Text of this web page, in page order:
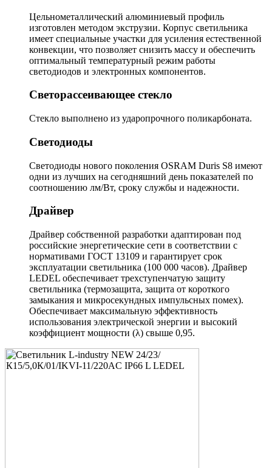
Цельнометаллический алюминиевый профиль
изготовлен методом экструзии. Корпус светильника
имеет специальные участки для усиления естественной
конвекции, что позволяет снизить массу и обеспечить
оптимальный температурный режим работы
светодиодов и электронных компонентов.
Светорассеивающее стекло
Стекло выполнено из ударопрочного поликарбоната.
Светодиоды
Светодиоды нового поколения OSRAM Duris S8 имеют
одни из лучших на сегодняшний день показателей по
соотношению лм/Вт, сроку службы и надежности.
Драйвер
Драйвер собственной разработки адаптирован под
российские энергетические сети в соответствии с
нормативами ГОСТ 13109 и гарантирует срок
эксплуатации светильника (100 000 часов). Драйвер
LEDEL обеспечивает трехступенчатую защиту
светильника (термозащита, защита от короткого
замыкания и микросекундных импульсных помех).
Обеспечивает максимальную эффективность
использования электрической энергии и высокий
коэффициент мощности (λ) свыше 0,95.